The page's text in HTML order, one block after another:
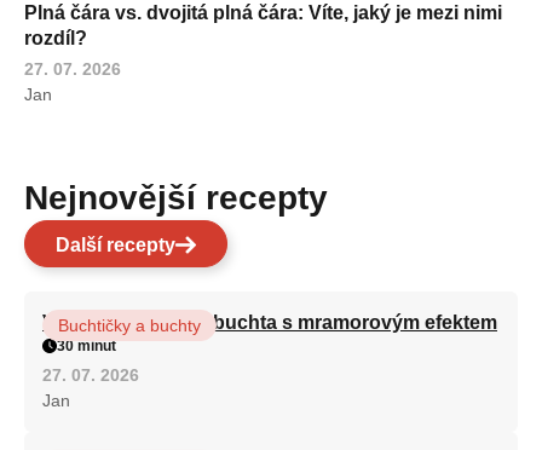
Plná čára vs. dvojitá plná čára: Víte, jaký je mezi nimi
rozdíl?
27. 07. 2026
Jan
Nejnovější recepty
Další recepty
Vláčná olejová litá buchta s mramorovým efektem
Buchtičky a buchty
30 minut
27. 07. 2026
Jan